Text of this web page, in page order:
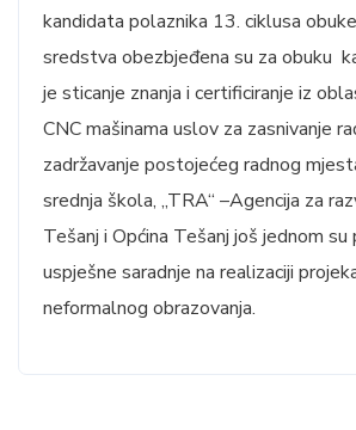
kandidata polaznika 13. ciklusa
sredstva obezbjeđena su za obuku
je sticanje znanja i certificiranje iz
CNC mašinama uslov za zasnivanje
zadržavanje postojećeg radnog
srednja škola, „TRA“ –Agencija za
Tešanj i Općina Tešanj još jednom
uspješne saradnje na realizaciji
neformalnog obrazovanja.